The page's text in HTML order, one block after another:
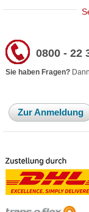
0800 - 22
Sie haben Fragen?
Zur Anmeldung